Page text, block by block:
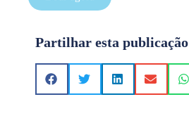
Partilhar esta publicação